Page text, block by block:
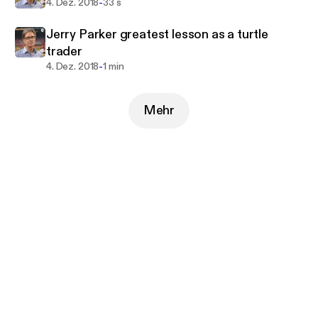
4. Dez. 2018-33 s
Jerry Parker greatest lesson as a turtle
trader
4. Dez. 2018-1 min
Mehr